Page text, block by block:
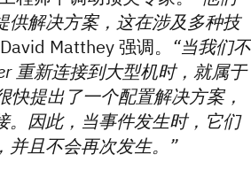
供解决方案，这在涉及多种技
Matthey 强调。 “当我们不
重新连接到大型机时，就属于
快提出了一个配置解决方案，
。因此，当事件发生时，它们
并且不会再次发生。”